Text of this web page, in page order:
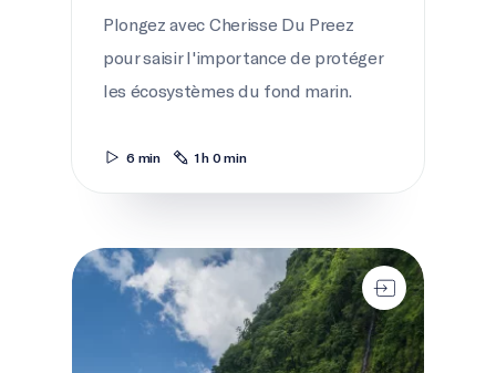
Plongez avec Cherisse Du Preez
pour saisir l'importance de protéger
les écosystèmes du fond marin.
6 min 1 h 0 min
Oasis en haute mer